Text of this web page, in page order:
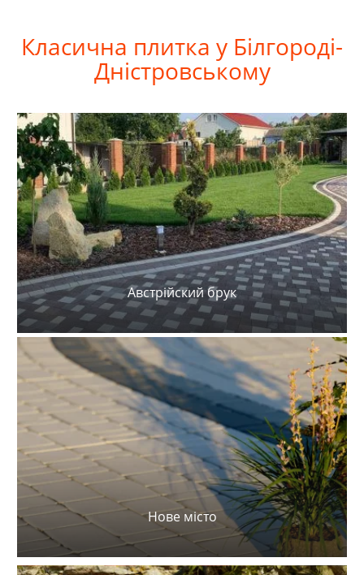
Класична плитка у Білгороді-
Дністровському
Австрійский брук
Нове місто